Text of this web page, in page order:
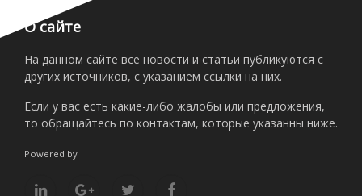
О сайте
На данном сайте все новости и статьи публикуются с
других источников, с указанием ссылки на них.
Если у вас есть какие-либо жалобы или предложения,
то обращайтесь по контактам, которые указанны ниже.
Powered by